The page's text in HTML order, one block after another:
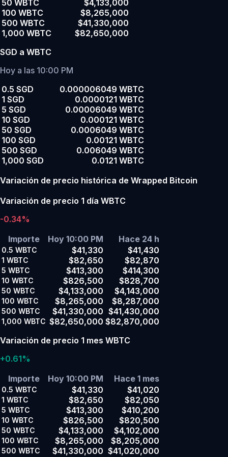
50 WBTC
$4,133,000
100 WBTC
$8,265,000
500 WBTC
$41,330,000
1,000 WBTC
$82,650,000
SGD a WBTC
Hoy a las 10:00 PM
0.5 SGD
0.000006049 WBTC
1 SGD
0.0000121 WBTC
5 SGD
0.00006049 WBTC
10 SGD
0.000121 WBTC
50 SGD
0.0006049 WBTC
100 SGD
0.00121 WBTC
500 SGD
0.006049 WBTC
1,000 SGD
0.0121 WBTC
Variación de precio histórica de Wrapped Bitcoin
Variación de precio 1 día WBTC
-0.34%
Importe
Hoy 10:00 PM Hace 24 h
0.5 WBTC $41,330 $41,430
1 WBTC $82,650 $82,870
5 WBTC $413,300 $414,300
10 WBTC $826,500 $828,700
50 WBTC $4,133,000 $4,143,000
100 WBTC $8,265,000 $8,287,000
500 WBTC $41,330,000 $41,430,000
1,000 WBTC $82,650,000 $82,870,000
Variación de precio 1 mes WBTC
+0.61%
Importe
Hoy 10:00 PM Hace 1 mes
0.5 WBTC $41,330 $41,020
1 WBTC $82,650 $82,050
5 WBTC $413,300 $410,200
10 WBTC $826,500 $820,500
50 WBTC $4,133,000 $4,102,000
100 WBTC $8,265,000 $8,205,000
500 WBTC $41,330,000 $41,020,000